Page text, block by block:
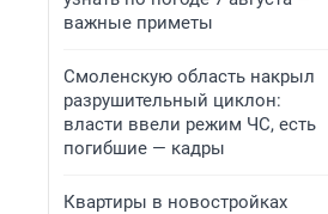
важные приметы
Смоленскую область накрыл
разрушительный циклон:
власти ввели режим ЧС, есть
погибшие — кадры
Квартиры в новостройках